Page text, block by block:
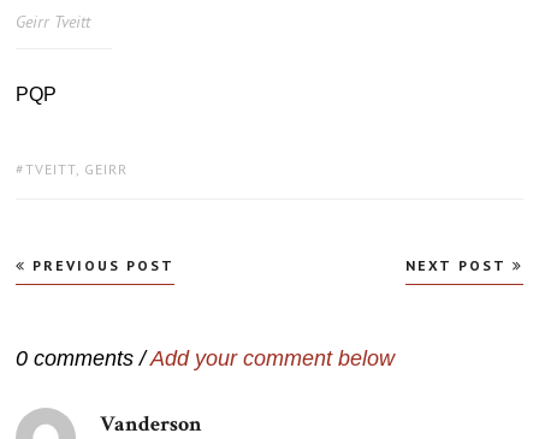
Geirr Tveitt
PQP
TAGS:
TVEITT, GEIRR
Navegação
de
PREVIOUS POST NEXT POST
0 comments /Add your comment below
Vanderson